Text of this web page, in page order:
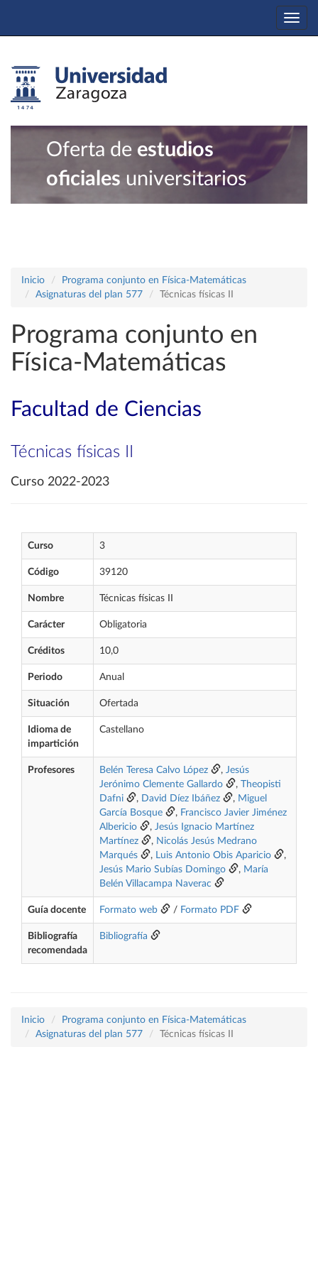
Oferta de estudios
oficiales universitarios
Inicio
Programa conjunto en Física-Matemáticas
Asignaturas del plan 577
Técnicas físicas II
Programa conjunto en
Física-Matemáticas
Facultad de Ciencias
Técnicas físicas II
Curso 2022-2023
Curso 3
Código 39120
Nombre Técnicas físicas II
Carácter Obligatoria
Créditos 10,0
Periodo Anual
Situación Ofertada
Idioma de
impartición
Castellano
Profesores Belén Teresa Calvo López , Jesús
Jerónimo Clemente Gallardo
,
Theopisti
Dafni
, David Díez Ibáñez , Miguel
García Bosque
, Francisco Javier Jiménez
Albericio
, Jesús Ignacio Martínez
Martínez
, Nicolás Jesús Medrano
Marqués
, Luis Antonio Obis Aparicio
,
Jesús Mario Subías Domingo
, María
Belén Villacampa Naverac
Guía docente Formato web / Formato PDF
Bibliografía
recomendada
Bibliografía
Inicio
Programa conjunto en Física-Matemáticas
Asignaturas del plan 577
Técnicas físicas II